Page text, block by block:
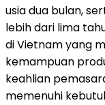
usia dua bulan,
lebih dari lima
di Vietnam yang
kemampuan
keahlian
memenuhi